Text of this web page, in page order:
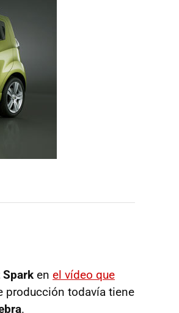
Spark en el vídeo que
producción todavía tiene
.